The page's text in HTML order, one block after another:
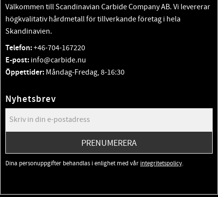
Välkommen till Scandinavian Carbide Company AB. Vi levererar
högkvalitativ hårdmetall för tillverkande företag i hela
Skandinavien.
Telefon:+46-704-167220
E-post: info@carbide.nu
Öppettider: Måndag-Fredag, 8-16:30
Nyhetsbrev
PRENUMERERA
Dina personuppgifter behandlas i enlighet med vår integritetspolicy.